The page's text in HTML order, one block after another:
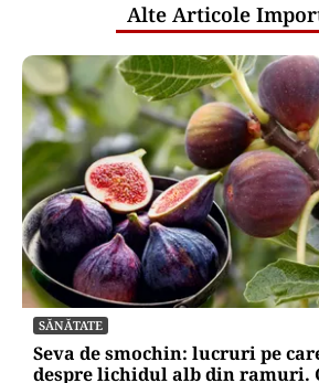
Alte Articole
SĂNĂTATE
Seva de smochin: lucruri pe
despre lichidul alb din ramuri.